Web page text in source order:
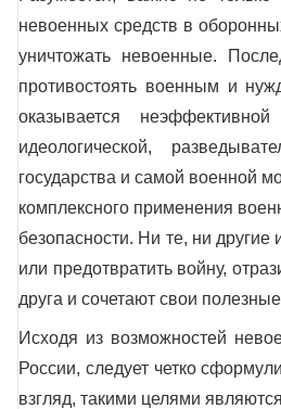
невоенных средств в
уничтожать невоенные.
противостоять военным и
оказывается
идеологической,
государства и самой военной
комплексного применения
безопасности. Ни те, ни другие
или предотвратить войну,
друга и сочетают свои
Исходя из возможностей
России, следует четко
взгляд, такими целями